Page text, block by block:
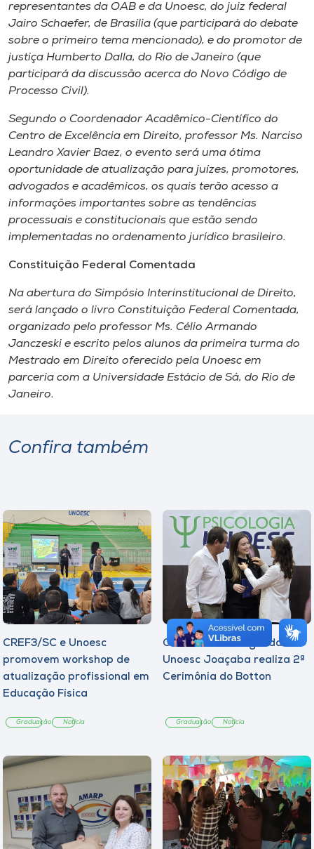
Selecione
A-
representantes da OAB e da Unoesc, do juiz federal
Jairo Schaefer, de Brasília (que participará do debate
sobre o primeiro tema mencionado), e do promotor de
justiça Humberto Dalla, do Rio de Janeiro (que
participará da discussão acerca do Novo Código de
Processo Civil).
Segundo o Coordenador Acadêmico-Científico do
Centro de Excelência em Direito, professor Ms. Narciso
Leandro Xavier Baez, o evento será uma ótima
oportunidade de atualização para juízes, promotores,
advogados e acadêmicos, os quais terão acesso a
informações importantes sobre as tendências
processuais e constitucionais que estão sendo
implementadas no ordenamento jurídico brasileiro.
Constituição Federal Comentada
Na abertura do Simpósio Interinstitucional de Direito,
será lançado o livro Constituição Federal Comentada,
organizado pelo professor Ms. Célio Armando
Janczeski e escrito pelos alunos da primeira turma do
Mestrado em Direito oferecido pela Unoesc em
parceria com a Universidade Estácio de Sá, do Rio de
Janeiro.
Confira também
CREF3/SC e Unoesc
promovem workshop de
atualização profissional em
Educação Física
Graduação Notícia
Curso de Psicologia da
Unoesc Joaçaba realiza 2ª
Cerimônia do Botton
Graduação Notícia